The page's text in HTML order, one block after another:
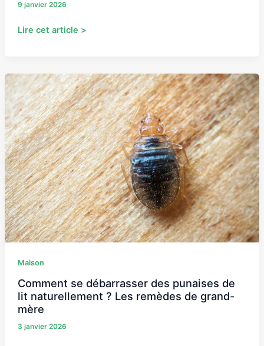
9 janvier 2026
Lire cet article >
Maison
Comment se débarrasser des punaises de
lit naturellement​ ? Les remèdes de grand-
mère
3 janvier 2026
Comment
se
débarrasser
des
punaises
de
lit
naturellement​
?
Les
remèdes
de
mère